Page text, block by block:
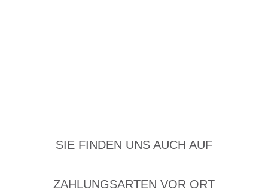
SIE FINDEN UNS AUCH AUF
ZAHLUNGSARTEN VOR ORT